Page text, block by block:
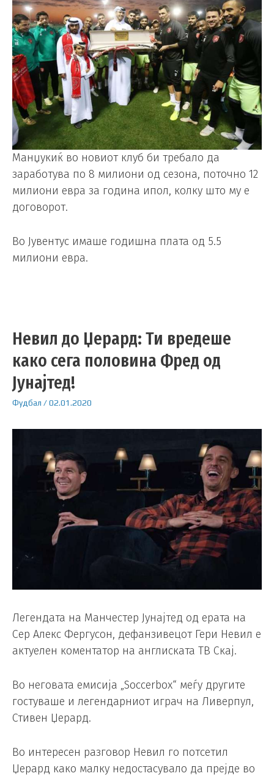
Манџукиќ во новиот клуб би требало да
заработува по 8 милиони од сезона, поточно 12
милиони евра за година ипол, колку што му е
договорот.
Во Јувентус имаше годишна плата од 5.5
милиони евра.
Невил до Џерард: Ти вредеше
како сега половина Фред од
Јунајтед!
Фудбал /02.01.2020
Легендата на Манчестер Јунајтед од ерата на
Сер Алекс Фергусон, дефанзивецот Гери Невил е
актуелен коментатор на англиската ТВ Скај.
Во неговата емисија „Soccerbox“ меѓу другите
гостуваше и легендарниот играч на Ливерпул,
Стивен Џерард.
Во интересен разговор Невил го потсетил
Џерард како малку недостасувало да прејде во